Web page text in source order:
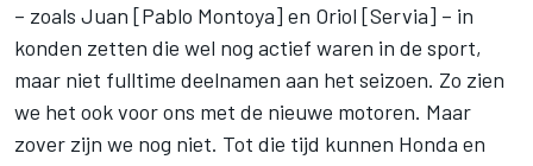
– zoals Juan [Pablo Montoya] en Oriol [Servia] – in
konden zetten die wel nog actief waren in de sport,
maar niet fulltime deelnamen aan het seizoen. Zo zien
we het ook voor ons met de nieuwe motoren. Maar
zover zijn we nog niet. Tot die tijd kunnen Honda en